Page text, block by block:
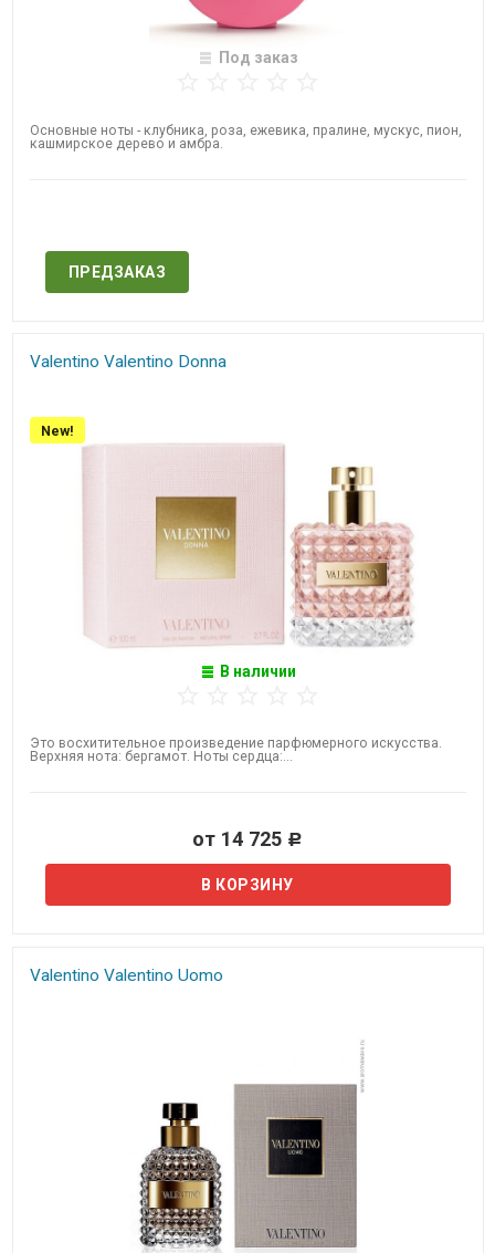
Под заказ
Основные ноты - клубника, роза, ежевика, пралине, мускус, пион,
кашмирское дерево и амбра.
ПРЕДЗАКАЗ
Valentino Valentino Donna​​
New!
В наличии
Это восхитительное произведение парфюмерного искусства.
Верхняя нота: бергамот. Ноты сердца:...
от 14 725 Р
Valentino Valentino Uomo